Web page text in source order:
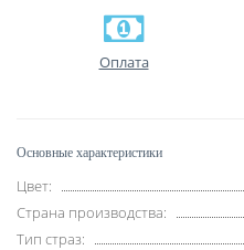
Оплата
Основные характеристики
Цвет:
Страна производства:
Тип страз: